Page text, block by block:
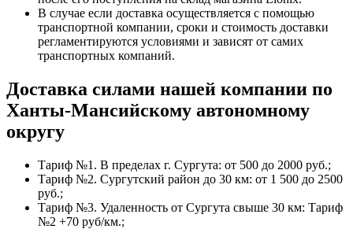
В случае если доставка осуществляется с помощью
транспортной компании, сроки и стоимость доставки
регламентируются условиями и зависят от самих
транспортных компаний.
Доставка силами нашей компании по
Ханты-Мансийскому автономному
округу
Тариф №1. В пределах г. Сургута: от 500 до 2000 руб.;
Тариф №2. Сургутский район до 30 км: от 1 500 до 2500
руб.;
Тариф №3. Удаленность от Сургута свыше 30 км: Тариф
№2 +70 руб/км.;